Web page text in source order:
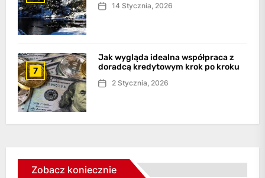
14 Stycznia, 2026
7
Jak wygląda idealna współpraca z
doradcą kredytowym krok po kroku
2 Stycznia, 2026
Zobacz koniecznie